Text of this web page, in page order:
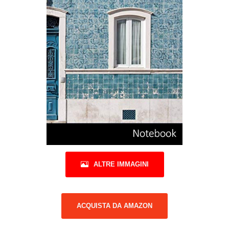
ALTRE IMMAGINI
ACQUISTA DA AMAZON